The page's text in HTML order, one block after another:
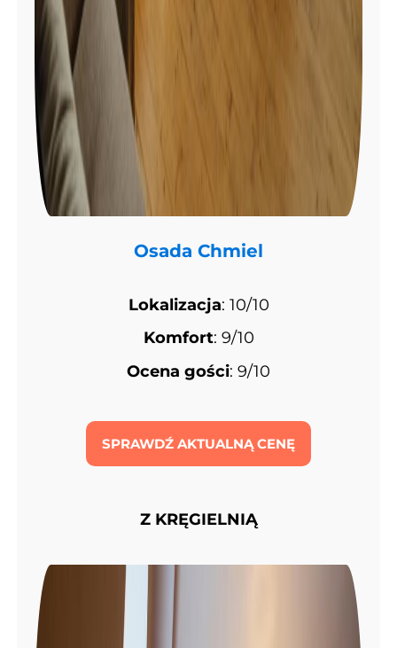
Osada Chmiel
Lokalizacja: 10/10
Komfort: 9/10
Ocena gości: 9/10
SPRAWDŹ AKTUALNĄ CENĘ
Z KRĘGIELNIĄ